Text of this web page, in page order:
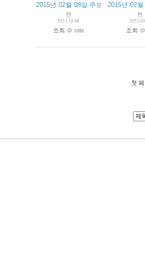
2015년 02월 08일 주보
현
2015.10.08
조회 수 1088
2015년 02
현
조회
첫